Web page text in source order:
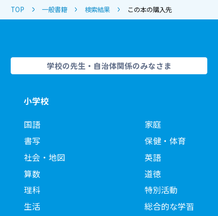
TOP 一般書籍 検索結果 この本の購入先
学校の先生・自治体関係のみなさま
小学校
国語
書写
社会・地図
算数
理科
生活
家庭
保健・体育
英語
道徳
特別活動
総合的な学習